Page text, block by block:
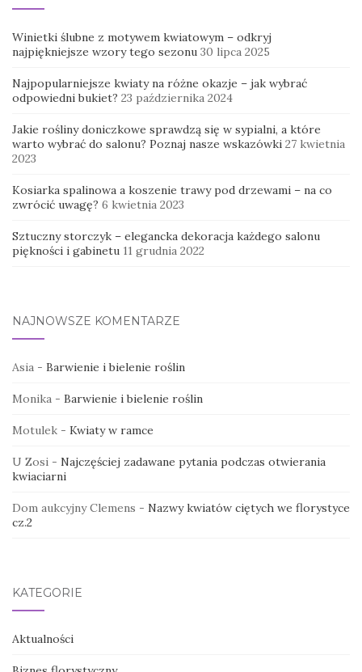
Winietki ślubne z motywem kwiatowym – odkryj
najpiękniejsze wzory tego sezonu 30 lipca 2025
Najpopularniejsze kwiaty na różne okazje – jak wybrać
odpowiedni bukiet? 23 października 2024
Jakie rośliny doniczkowe sprawdzą się w sypialni, a które
warto wybrać do salonu? Poznaj nasze wskazówki 27 kwietnia
2023
Kosiarka spalinowa a koszenie trawy pod drzewami – na co
zwrócić uwagę? 6 kwietnia 2023
Sztuczny storczyk – elegancka dekoracja każdego salonu
piękności i gabinetu 11 grudnia 2022
NAJNOWSZE KOMENTARZE
Asia - Barwienie i bielenie roślin
Monika - Barwienie i bielenie roślin
Motulek - Kwiaty w ramce
U Zosi - Najczęściej zadawane pytania podczas otwierania
kwiaciarni
Dom aukcyjny Clemens - Nazwy kwiatów ciętych we florystyce
cz.2
KATEGORIE
Aktualności